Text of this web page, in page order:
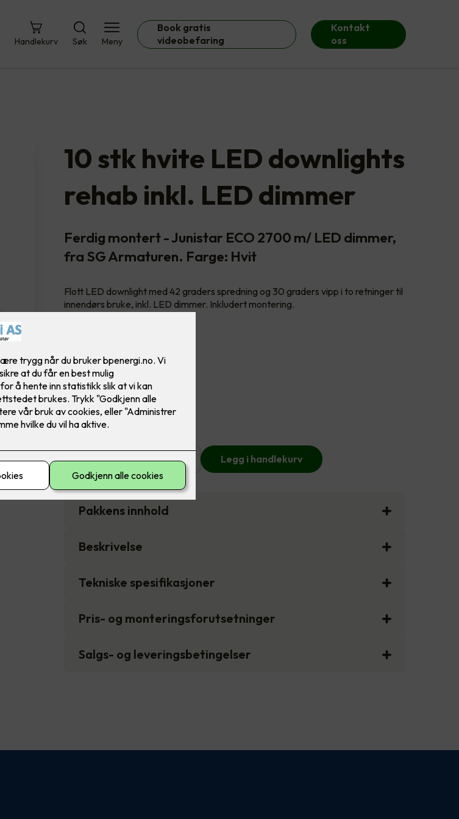
Handlekurv Søk Meny
Book gratis
videobefaring
Kontakt
oss
10 stk hvite LED downlights
rehab inkl. LED dimmer
Ferdig montert - Junistar ECO 2700 m/ LED dimmer,
fra SG Armaturen. Farge: Hvit
Flott LED downlight med 42 graders spredning og 30 graders vipp i to retninger til
innendørs bruke, inkl. LED dimmer. Inkludert montering.
8,900,-
Antall - Legg i handlekurv
Pakkens innhold
Beskrivelse
Tekniske spesifikasjoner
Pris- og monteringsforutsetninger
Salgs- og leveringsbetingelser